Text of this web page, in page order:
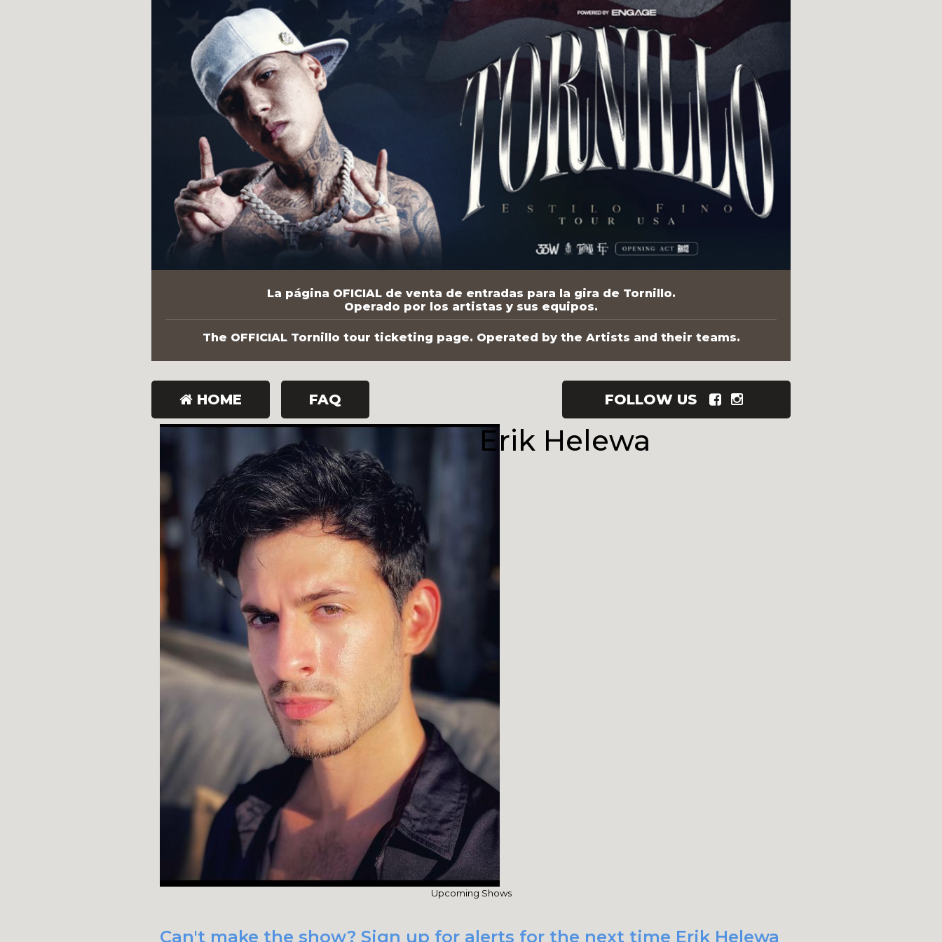
La página OFICIAL de venta de entradas para la gira de Tornillo.
Operado por los artistas y sus equipos.
The OFFICIAL Tornillo tour ticketing page. Operated by the Artists and their teams.
HOME FAQ FOLLOW US
Erik Helewa
Upcoming Shows
Can't make the show? Sign up for alerts for the next time Erik Helewa